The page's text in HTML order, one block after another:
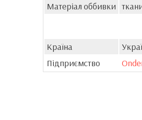
Матеріал оббивки
Країна
Підприємство